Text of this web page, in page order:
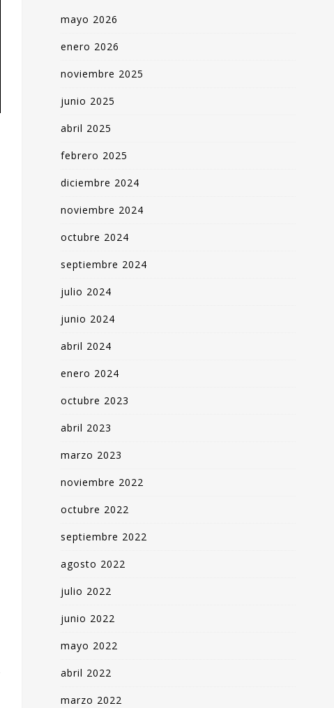
mayo 2026
enero 2026
noviembre 2025
junio 2025
abril 2025
febrero 2025
diciembre 2024
noviembre 2024
octubre 2024
septiembre 2024
julio 2024
junio 2024
abril 2024
enero 2024
octubre 2023
abril 2023
marzo 2023
noviembre 2022
octubre 2022
septiembre 2022
agosto 2022
julio 2022
junio 2022
mayo 2022
abril 2022
marzo 2022